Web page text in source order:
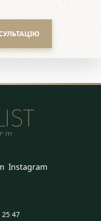
Instagram
25 47